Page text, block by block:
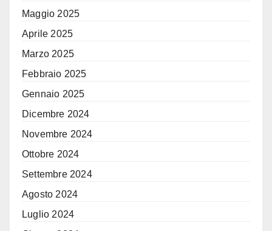
Maggio 2025
Aprile 2025
Marzo 2025
Febbraio 2025
Gennaio 2025
Dicembre 2024
Novembre 2024
Ottobre 2024
Settembre 2024
Agosto 2024
Luglio 2024